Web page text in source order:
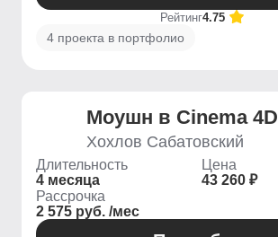
Рейтинг4.75
4 проекта в портфолио
Моушн в Cinema 4D
Хохлов Сабатовский
Длительность
4 месяца
Цена
43 260 ₽
Рассрочка
2 575 руб. /мес